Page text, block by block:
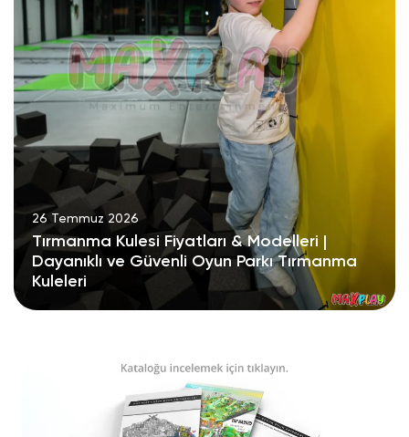
26 Temmuz 2026
Tırmanma Kulesi Fiyatları & Modelleri |
Dayanıklı ve Güvenli Oyun Parkı Tırmanma
Kuleleri